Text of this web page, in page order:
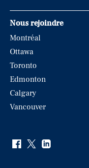
Nous rejoindre
Montréal
Ottawa
Toronto
Edmonton
Calgary
Vancouver